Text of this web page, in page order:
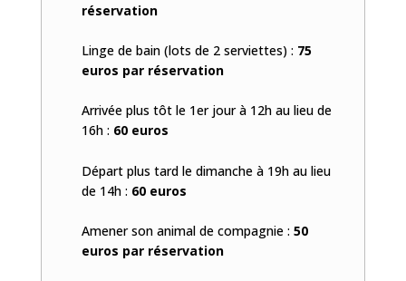
réservation
Linge de bain (lots de 2 serviettes) : 75
euros par réservation
Arrivée plus tôt le 1er jour à 12h au lieu de
16h : 60 euros
Départ plus tard le dimanche à 19h au lieu
de 14h : 60 euros
Amener son animal de compagnie : 50
euros par réservation